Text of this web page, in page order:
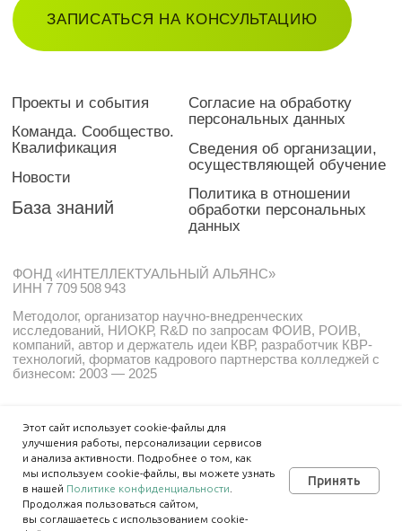
Этот сайт использует cookie-файлы для
улучшения работы, персонализации сервисов
и анализа активности. Подробнее о том, как
мы используем cookie-файлы, вы можете узнать
в нашей Политике конфиденциальности
Продолжая пользоваться сайтом,
вы соглашаетесь с использованием cookie-
Принять